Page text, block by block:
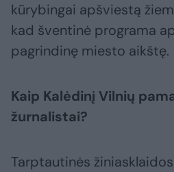
kūrybingai apšviestą
kad šventinė programa
pagrindinę miesto aikštę.
Kaip Kalėdinį Vilnių
žurnalistai?
Tarptautinės